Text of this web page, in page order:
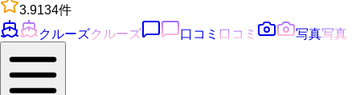
3.9134件
クルーズクルーズ 口コミ 口コミ 写真写真